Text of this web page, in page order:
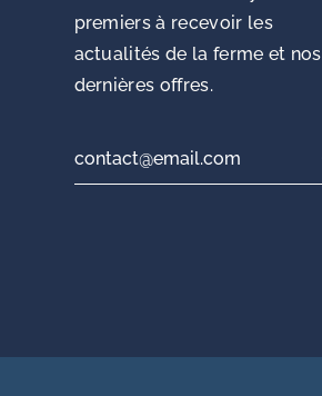
premiers à recevoir les
actualités de la ferme et nos
dernières offres.